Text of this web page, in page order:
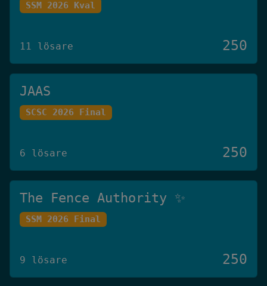
SSM 2026 Kval
11 lösare 250
JAAS
SCSC 2026 Final
6 lösare 250
The Fence Authority ✨
SSM 2026 Final
9 lösare 250